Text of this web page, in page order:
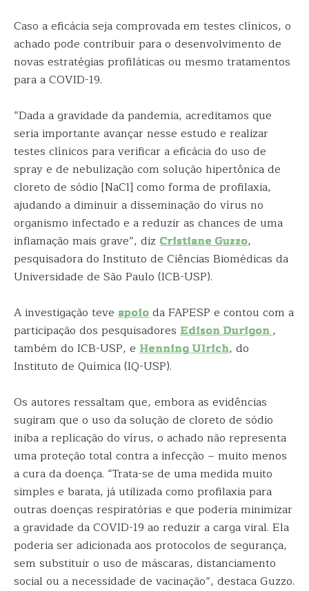
Caso a eficácia seja comprovada em testes clínicos, o
achado pode contribuir para o desenvolvimento de
novas estratégias profiláticas ou mesmo tratamentos
para a COVID-19.
“Dada a gravidade da pandemia, acreditamos que
seria importante avançar nesse estudo e realizar
testes clínicos para verificar a eficácia do uso de
spray e de nebulização com solução hipertônica de
cloreto de sódio [NaCl] como forma de profilaxia,
ajudando a diminuir a disseminação do vírus no
organismo infectado e a reduzir as chances de uma
inflamação mais grave”, diz Cristiane Guzzo,
pesquisadora do Instituto de Ciências Biomédicas da
Universidade de São Paulo (ICB-USP).
A investigação teve apoioda FAPESP e contou com a
participação dos pesquisadores Edison Durigon,
também do ICB-USP, e Henning Ulrich, do
Instituto de Química (IQ-USP).
Os autores ressaltam que, embora as evidências
sugiram que o uso da solução de cloreto de sódio
iniba a replicação do vírus, o achado não representa
uma proteção total contra a infecção – muito menos
a cura da doença. “Trata-se de uma medida muito
simples e barata, já utilizada como profilaxia para
outras doenças respiratórias e que poderia minimizar
a gravidade da COVID-19 ao reduzir a carga viral. Ela
poderia ser adicionada aos protocolos de segurança,
sem substituir o uso de máscaras, distanciamento
social ou a necessidade de vacinação”, destaca Guzzo.